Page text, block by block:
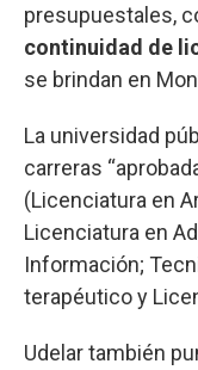
presupuestales,
continuidad de
se brindan en
La universidad
carreras
(Licenciatura en
Licenciatura en
Información;
terapéutico y
Udelar también